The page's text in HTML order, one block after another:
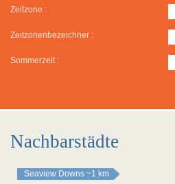
Zeitzone :
Zeitzonenbezeichner :
Sommerzeit :
Nachbarstädte
Seaview Downs ~1 km